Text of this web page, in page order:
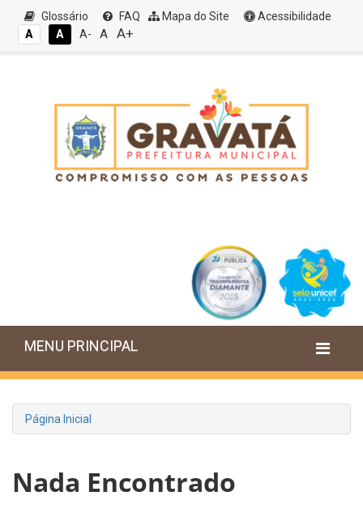
Glossário FAQ Mapa do Site
Acessibilidade
A
A A- A A+
MENU PRINCIPAL
Página Inicial
Nada Encontrado